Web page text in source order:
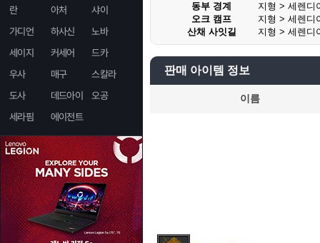
란
아처
샤이
가디언
하사신
노바
세이지
커세어
드카
우사
매구
스칼라
도사
데드아이
오공
세라핌
에이전트
동부 경계
지형 > 세렌디
오크 캠프
지형 > 세렌디
산채 사잇길
지형 > 세렌디
판매 아이템 정보
이름